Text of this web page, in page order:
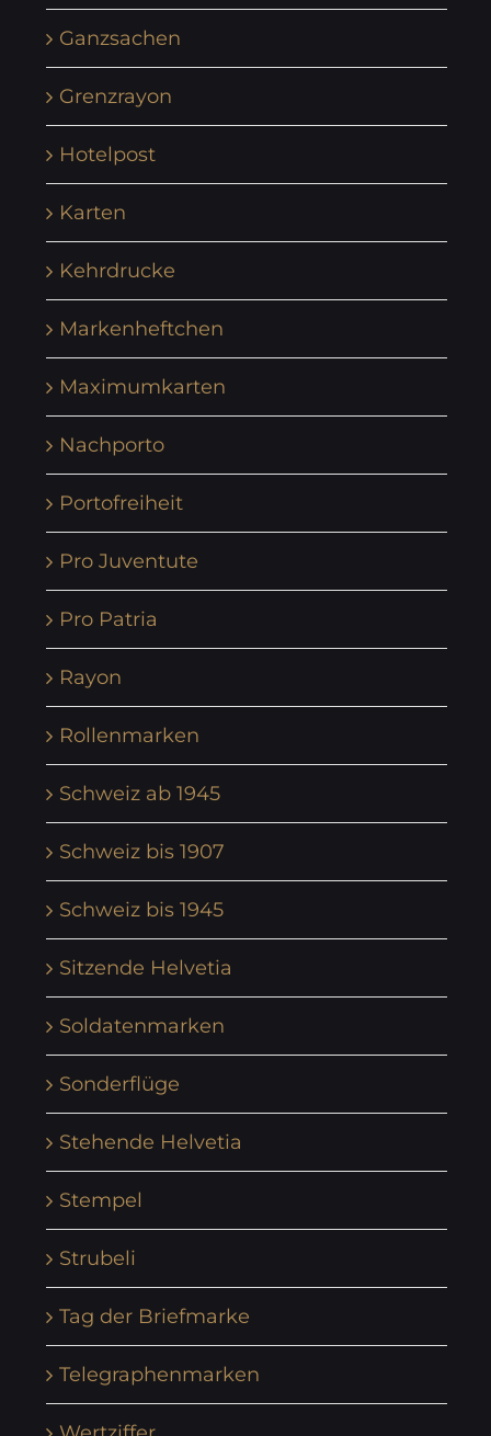
Ganzsachen
Grenzrayon
Hotelpost
Karten
Kehrdrucke
Markenheftchen
Maximumkarten
Nachporto
Portofreiheit
Pro Juventute
Pro Patria
Rayon
Rollenmarken
Schweiz ab 1945
Schweiz bis 1907
Schweiz bis 1945
Sitzende Helvetia
Soldatenmarken
Sonderflüge
Stehende Helvetia
Stempel
Strubeli
Tag der Briefmarke
Telegraphenmarken